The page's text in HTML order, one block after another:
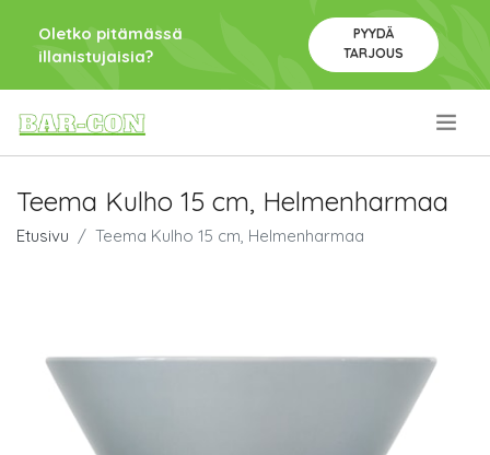
Oletko pitämässä
illanistujaisia?
PYYDÄ
TARJOUS
Teema Kulho 15 cm, Helmenharmaa
Etusivu Teema Kulho 15 cm, Helmenharmaa